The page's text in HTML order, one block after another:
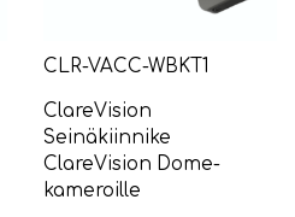
CLR-VACC-WBKT1
ClareVision
Seinäkiinnike
ClareVision Dome-
kameroille